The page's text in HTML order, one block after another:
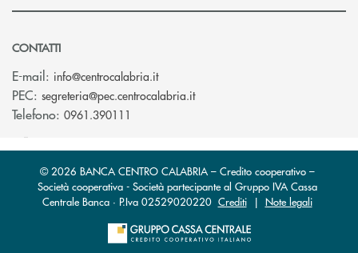
CONTATTI
E-mail: info@centrocalabria.it(si apre l’app di posta elettronica)
PEC: segreteria@pec.centrocalabria.it(si apre l’app di posta
Telefono: 0961.390111
© 2026 BANCA CENTRO CALABRIA – Credito cooperativo –
Società cooperativa - Società partecipante al Gruppo IVA Cassa
Centrale Banca · P.Iva 02529020220 Crediti| Note legali